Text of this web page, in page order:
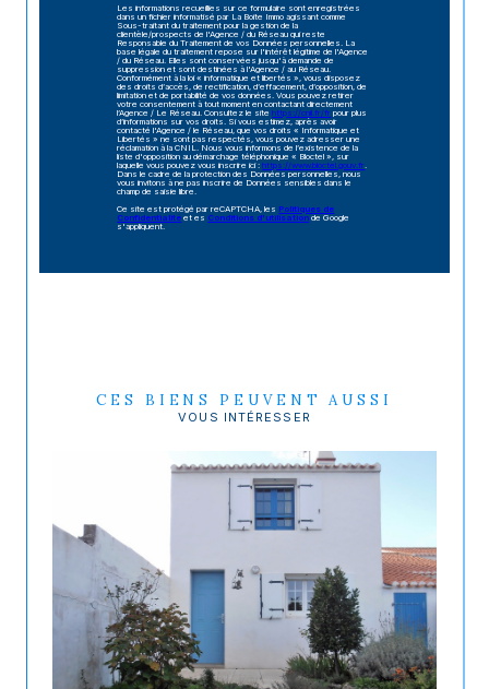
Les informations recueillies sur ce formulaire sont enregistrées
dans un fichier informatisé par La Boite Immo agissant comme
Sous-traitant du traitement pour la gestion de la
clientèle/prospects de l'Agence / du Réseau qui reste
Responsable du Traitement de vos Données personnelles. La
base légale du traitement repose sur l'intérêt légitime de l'Agence
/ du Réseau. Elles sont conservées jusqu'à demande de
suppression et sont destinées à l'Agence / au Réseau.
Conformément à la loi « informatique et libertés », vous disposez
des droits d’accès, de rectification, d’effacement, d’opposition, de
limitation et de portabilité de vos données. Vous pouvez retirer
votre consentement à tout moment en contactant directement
l’Agence / Le Réseau. Consultez le sitehttps://cnil.fr/fr pour plus
d’informations sur vos droits. Si vous estimez, après avoir
contacté l'Agence / le Réseau, que vos droits « Informatique et
Libertés » ne sont pas respectés, vous pouvez adresser une
réclamation à la CNIL. Nous vous informons de l’existence de la
liste d'opposition au démarchage téléphonique « Bloctel », sur
laquelle vous pouvez vous inscrire ici :https://www.bloctel.gouv.fr
Dans le cadre de la protection des Données personnelles, nous
vous invitons à ne pas inscrire de Données sensibles dans le
champ de saisie libre.
Ce site est protégé par reCAPTCHA, les Politiques de
Confidentialité et es Conditions d'utilisationde Google
s'appliquent.
CES BIENS PEUVENT AUSSI
VOUS INTÉRESSER